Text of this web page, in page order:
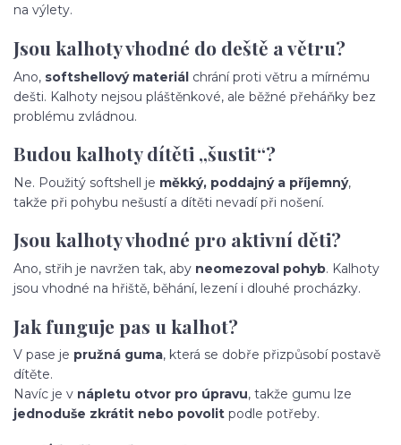
na výlety.
Jsou kalhoty vhodné do deště a větru?
Ano, softshellový materiál chrání proti větru a mírnému
dešti. Kalhoty nejsou pláštěnkové, ale běžné přeháňky bez
problému zvládnou.
Budou kalhoty dítěti „šustit“?
Ne. Použitý softshell je měkký, poddajný a příjemný,
takže při pohybu nešustí a dítěti nevadí při nošení.
Jsou kalhoty vhodné pro aktivní děti?
Ano, střih je navržen tak, aby neomezoval pohyb. Kalhoty
jsou vhodné na hřiště, běhání, lezení i dlouhé procházky.
Jak funguje pas u kalhot?
V pase je pružná guma, která se dobře přizpůsobí postavě
dítěte.
Navíc je v nápletu otvor pro úpravu, takže gumu lze
jednoduše zkrátit nebo povolit podle potřeby.